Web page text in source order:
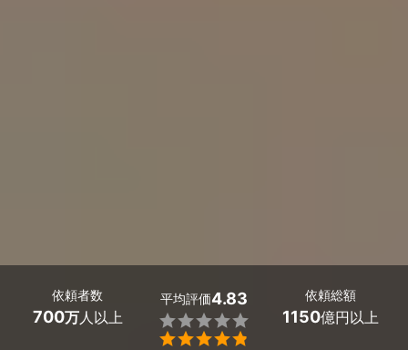
依頼者数
700万人以上
平均評価4.83


依頼総額
1150億円以上